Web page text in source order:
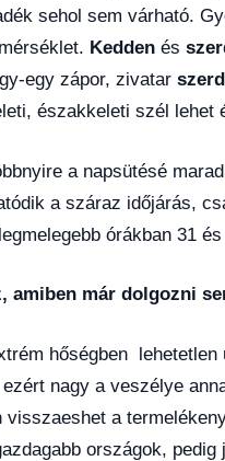
sehol sem várható.
Keddenés
egy zápor, zivatar
északkeleti szél lehet
a napsütésé
a száraz időjárás,
órákban 31
amiben már dolgozni
hőségben
nagy a veszélye
a
országok,